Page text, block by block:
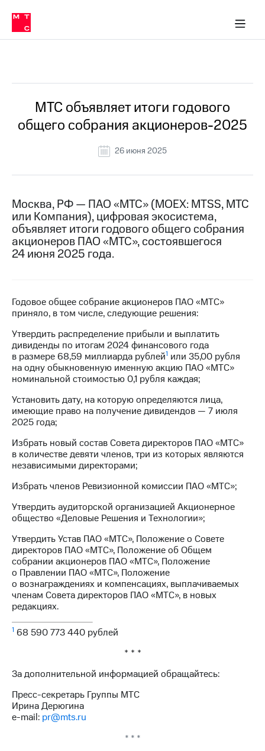
Медиа-центр
и акционерам
Устойчивое развитие
Комплаенс и деловая этика
компании
Карьера
История
компании
Руководство
Контакты
Медиа-центр
Пресс-
о технологиях
Достижения
Интервью
Финансовая
отчетность
Контакты
Новости
регионе
и акционерам
управление
Корпоративный
секретарь
Раскрытие
информации
Информация
акционерам
Документы
ПАО
"МТС"
Собрания
акционеров
Личный
Акционерный
капитал
Контроль
и
аудит
Рынок
в МТС
Пресс-
релизы
о технологиях
МТС объявляет итоги годового
общего собрания акционеров-2025
26 июня 2025
Москва, РФ — ПАО «МТС» (MOEX: MTSS, МТС
или Компания), цифровая экосистема,
объявляет итоги годового общего собрания
акционеров ПАО «МТС», состоявшегося
24 июня 2025 года.
Годовое общее собрание акционеров ПАО «МТС»
приняло, в том числе, следующие решения:
Утвердить распределение прибыли и выплатить
дивиденды по итогам 2024 финансового года
в размере 68,59 миллиарда рублей1 или 35,00 рубля
на одну обыкновенную именную акцию ПАО «МТС»
номинальной стоимостью 0,1 рубля каждая;
Установить дату, на которую определяются лица,
имеющие право на получение дивидендов — 7 июля
2025 года;
Избрать новый состав Совета директоров ПАО «МТС»
в количестве девяти членов, три из которых являются
независимыми директорами;
Избрать членов Ревизионной комиссии ПАО «МТС»;
Утвердить аудиторской организацией Акционерное
общество «Деловые Решения и Технологии»;
Утвердить Устав ПАО «МТС», Положение о Совете
директоров ПАО «МТС», Положение об Общем
собрании акционеров ПАО «МТС», Положение
о Правлении ПАО «МТС», Положение
о вознаграждениях и компенсациях, выплачиваемых
членам Совета директоров ПАО «МТС», в новых
редакциях.
1 68 590 773 440 рублей
* * *
За дополнительной информацией обращайтесь:
Пресс-секретарь Группы МТС
Ирина Дерюгина
e-mail: pr@mts.ru
* * *